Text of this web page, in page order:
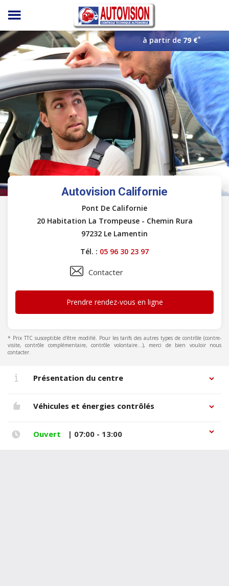
Panneau de gestion des cookies
à partir de 79 €*
Autovision Californie
Pont De Californie
20 Habitation La Trompeuse - Chemin Rura
97232 Le Lamentin
Tél. : 05 96 30 23 97
Contacter
Prendre rendez-vous en ligne
* Prix TTC susceptible d'être modifié. Pour les tarifs des autres types de contrôle (contre-
visite, contrôle complémentaire, contrôle volontaire...), merci de bien vouloir nous
contacter.
Présentation du centre
Véhicules et énergies contrôlés
Ouvert | 07:00 - 13:00